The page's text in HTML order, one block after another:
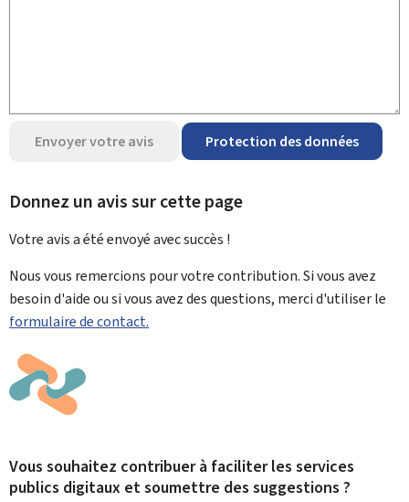
Envoyer votre avis Protection des données
Donnez un avis sur cette page
Votre avis a été envoyé avecsuccès !
Nous vous remercions pour votre contribution. Si vous avez
besoin d'aide ou si vous avez des questions, merci d'utiliser le
formulaire de contact.
Vous souhaitez contribuer à faciliter les services
publics digitaux et soumettre des suggestions ?